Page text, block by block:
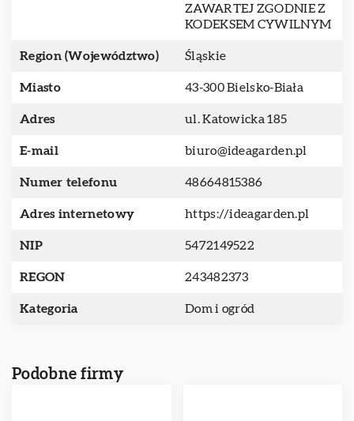
ZAWARTEJ ZGODNIE Z
KODEKSEM CYWILNYM
Region (Województwo) Śląskie
Miasto 43-300 Bielsko-Biała
Adres ul. Katowicka 185
E-mail biuro@ideagarden.pl
Numer telefonu 48664815386
Adres internetowy https://ideagarden.pl
NIP 5472149522
REGON 243482373
Kategoria Dom i ogród
Podobne firmy